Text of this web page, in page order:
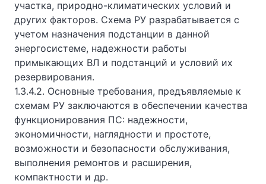
участка, природно-климатических условий и
других факторов. Схема РУ разрабатывается с
учетом назначения подстанции в данной
энергосистеме, надежности работы
примыкающих ВЛ и подстанций и условий их
резервирования.
1.3.4.2. Основные требования, предъявляемые к
схемам РУ заключаются в обеспечении качества
функционирования ПС: надежности,
экономичности, наглядности и простоте,
возможности и безопасности обслуживания,
выполнения ремонтов и расширения,
компактности и др.